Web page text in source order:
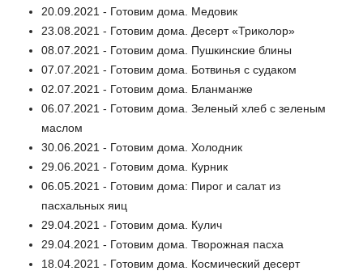
20.09.2021 - Готовим дома. Медовик
23.08.2021 - Готовим дома. Десерт «Триколор»
08.07.2021 - Готовим дома. Пушкинские блины
07.07.2021 - Готовим дома. Ботвинья с судаком
02.07.2021 - Готовим дома. Бланманже
06.07.2021 - Готовим дома. Зеленый хлеб с зеленым
маслом
30.06.2021 - Готовим дома. Холодник
29.06.2021 - Готовим дома. Курник
06.05.2021 - Готовим дома: Пирог и салат из
пасхальных яиц
29.04.2021 - Готовим дома. Кулич
29.04.2021 - Готовим дома. Творожная пасха
18.04.2021 - Готовим дома. Космический десерт